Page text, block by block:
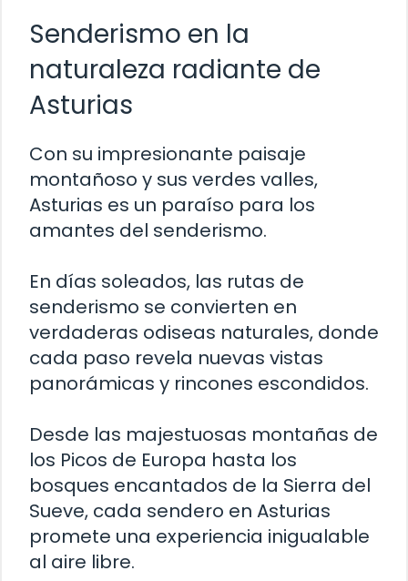
Senderismo en la
naturaleza radiante de
Asturias
Con su impresionante paisaje
montañoso y sus verdes valles,
Asturias es un paraíso para los
amantes del senderismo.
En días soleados, las rutas de
senderismo se convierten en
verdaderas odiseas naturales, donde
cada paso revela nuevas vistas
panorámicas y rincones escondidos.
Desde las majestuosas montañas de
los Picos de Europa hasta los
bosques encantados de la Sierra del
Sueve, cada sendero en Asturias
promete una experiencia inigualable
al aire libre.